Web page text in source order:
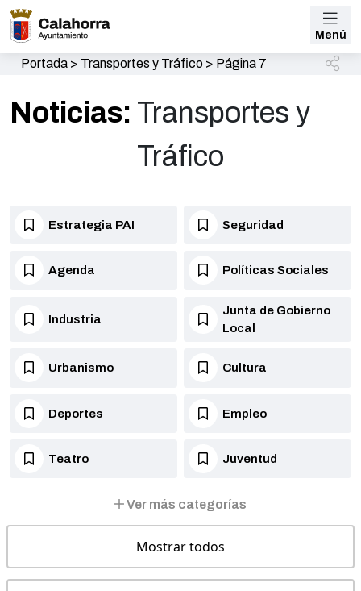
Menú
Portada> Transportes y Tráfico> Página 7
Noticias: Transportes y
Tráfico
Estrategia PAI Seguridad
Agenda Políticas Sociales
Industria
Junta de Gobierno
Local
Urbanismo Cultura
Deportes Empleo
Teatro Juventud
Ver más categorías
Mostrar todos